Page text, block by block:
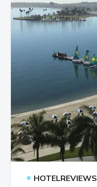
• HOTELREVIEWS